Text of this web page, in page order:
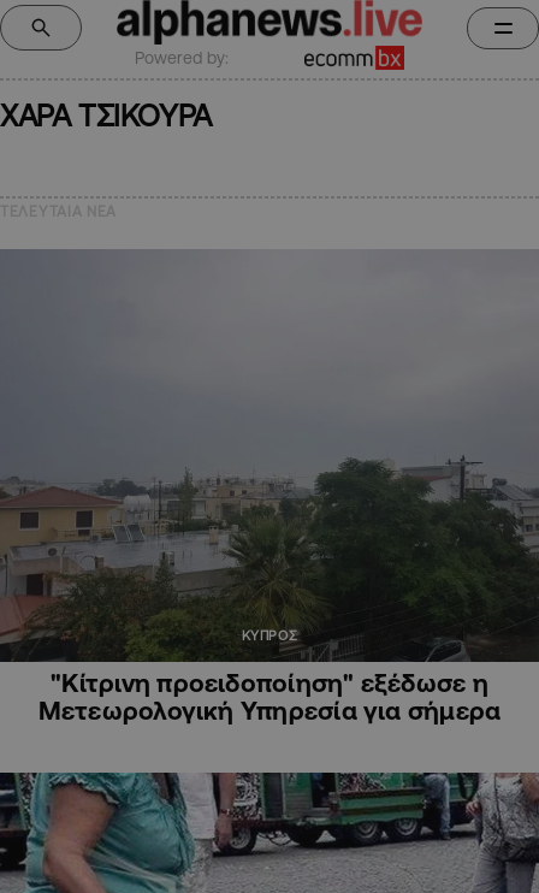
Powered by:
ΧΑΡΑ ΤΣΙΚΟΥΡΑ
ΚΥΠΡΟΣ
"Κίτρινη προειδοποίηση" εξέδωσε η
Μετεωρολογική Υπηρεσία για σήμερα